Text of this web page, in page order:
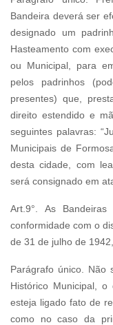
Bandeira deverá ser
designado um
Hasteamento com
ou Municipal, para
pelos padrinhos
presentes) que,
direito estendido e
seguintes palavras:
Municipais de
desta cidade, com
será consignado em
Art.9°. As
conformidade com o
de 31 de julho de
Parágrafo único. Não
Histórico Municipal,
esteja ligado fato de
como no caso da